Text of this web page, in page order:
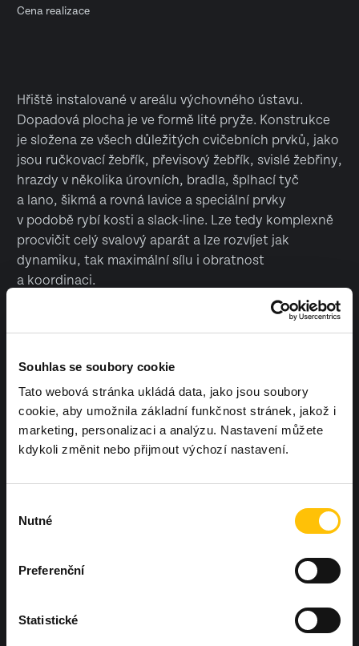
Souhlas se soubory cookie
Tato webová stránka ukládá data, jako jsou soubory
cookie, aby umožnila základní funkčnost stránek, jakož i
marketing, personalizaci a analýzu. Nastavení můžete
kdykoli změnit nebo přijmout výchozí nastavení.
souhlasu
Nutné
Preferenční
Statistické
Cena realizace
Hřiště instalované v areálu výchovného ústavu.
Dopadová plocha je ve formě lité pryže. Konstrukce
je složena ze všech důležitých cvičebních prvků, jako
jsou ručkovací žebřík, převisový žebřík, svislé žebřiny,
hrazdy v několika úrovních, bradla, šplhací tyč
a lano, šikmá a rovná lavice a speciální prvky
v podobě rybí kosti a slack-line. Lze tedy komplexně
procvičit celý svalový aparát a lze rozvíjet jak
dynamiku, tak maximální sílu i obratnost
a koordinaci.
bylo právě u vás?
Ozvěte se nám